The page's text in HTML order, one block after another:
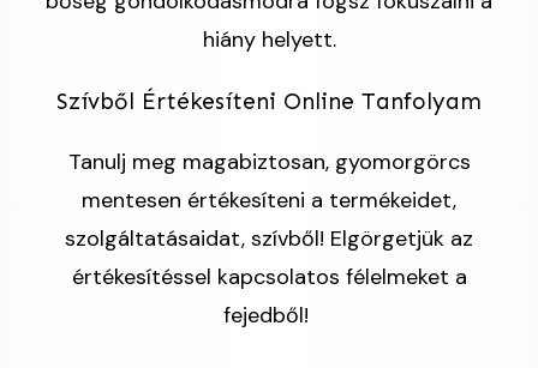
hiány helyett.
Szívből Értékesíteni Online Tanfolyam
Tanulj meg magabiztosan, gyomorgörcs
mentesen értékesíteni a termékeidet,
szolgáltatásaidat, szívből! Elgörgetjük az
értékesítéssel kapcsolatos félelmeket a
fejedből!